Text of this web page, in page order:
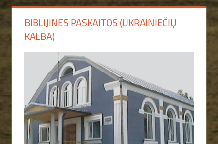
BIBLIJINĖS PASKAITOS (UKRAINIEČIŲ
KALBA)